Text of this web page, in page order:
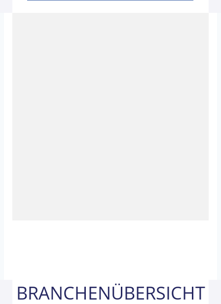
BRANCHENÜBERSICHT